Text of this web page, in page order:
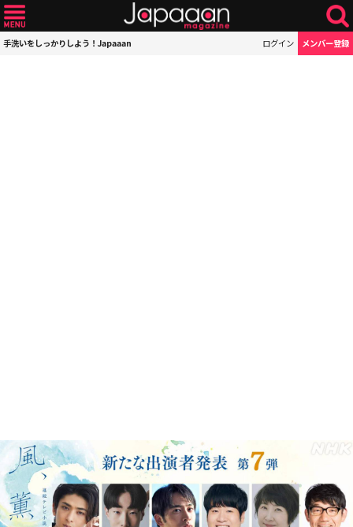
手洗いをしっかりしよう！Japaaan ログイン メンバー登録